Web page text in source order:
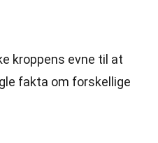
kroppens evne til at
fakta om forskellige